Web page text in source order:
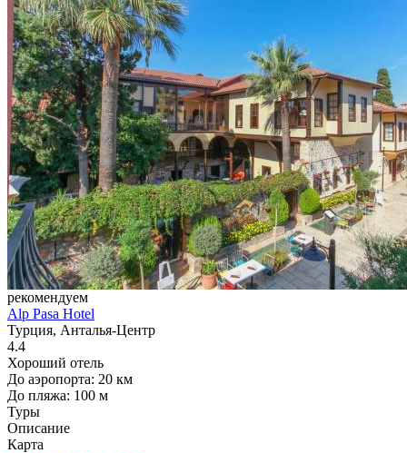
рекомендуем
Alp Pasa Hotel
Турция, Анталья-Центр
4.4
Хороший отель
До аэропорта: 20 км
До пляжа: 100 м
Туры
Описание
Карта